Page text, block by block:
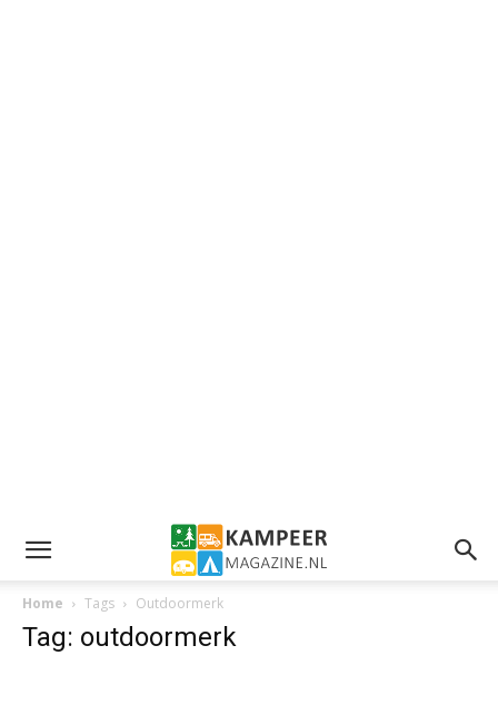
Home Tags Outdoormerk
Tag: outdoormerk